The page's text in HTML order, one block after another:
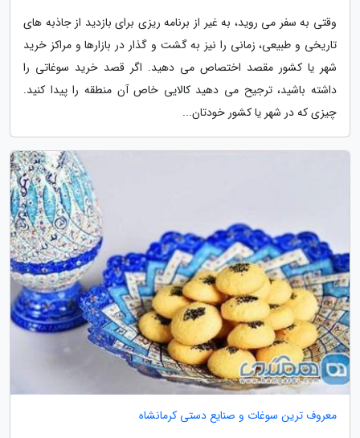
وقتی به سفر می روید، به غیر از برنامه ریزی برای بازدید از جاذبه های
تاریخی و طبیعی، زمانی را نیز به گشت و گذار در بازارها و مراکز خرید
شهر یا کشور مقصد اختصاص می دهید. اگر قصد خرید سوغاتی را
داشته باشید، ترجیح می دهید کالایی خاص آن منطقه را پیدا کنید.
چیزی که در شهر یا کشور خودتان...
معروف ترین سوغات و صنایع دستی کرمانشاه